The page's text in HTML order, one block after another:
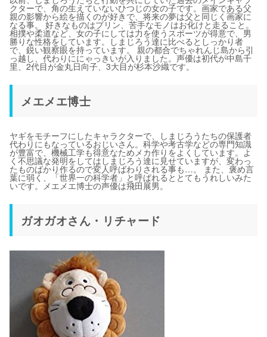
クターで、角の生えていないひつじの女の子です。画家である父
親の影響から絵を描くのが好きで、将来の夢は父と同じく画家に
なる事。 好きなものはプリン、苦手なモノはお化けと走ること。
相撲や柔道など、女の子にしては力を使うスポーツが得意で、男
勝りな性格をしています。しまじろう達に比べるとしっかり者
で、鋭い観察眼を持っています。 親の都合でちゃれんじ島から引
っ越し、代わりににゃっきいが入りました。声優は初代が中島千
里、2代目が金丸日向子、3大目が杉本沙織です。
メエメエ博士
ヤギをモチーフにしたキャラクターで、しまじろうたちの保護者
代わりにもなっているおじいさん。科学や考古学などの専門知識
が豊富で、機械工学も得意なためメカ作りをよくしています。よ
く不思議な発明をしてはしまじろう達に見せていますが、変わっ
たものばかり作るので変人呼ばわりされる事も…。 また、褒め言
葉に弱く、「世界一の科学者」と呼ばれるととてもうれしいみた
いです。メエメエ博士の声優は飛田展男。
ガオガオさん・リチャード